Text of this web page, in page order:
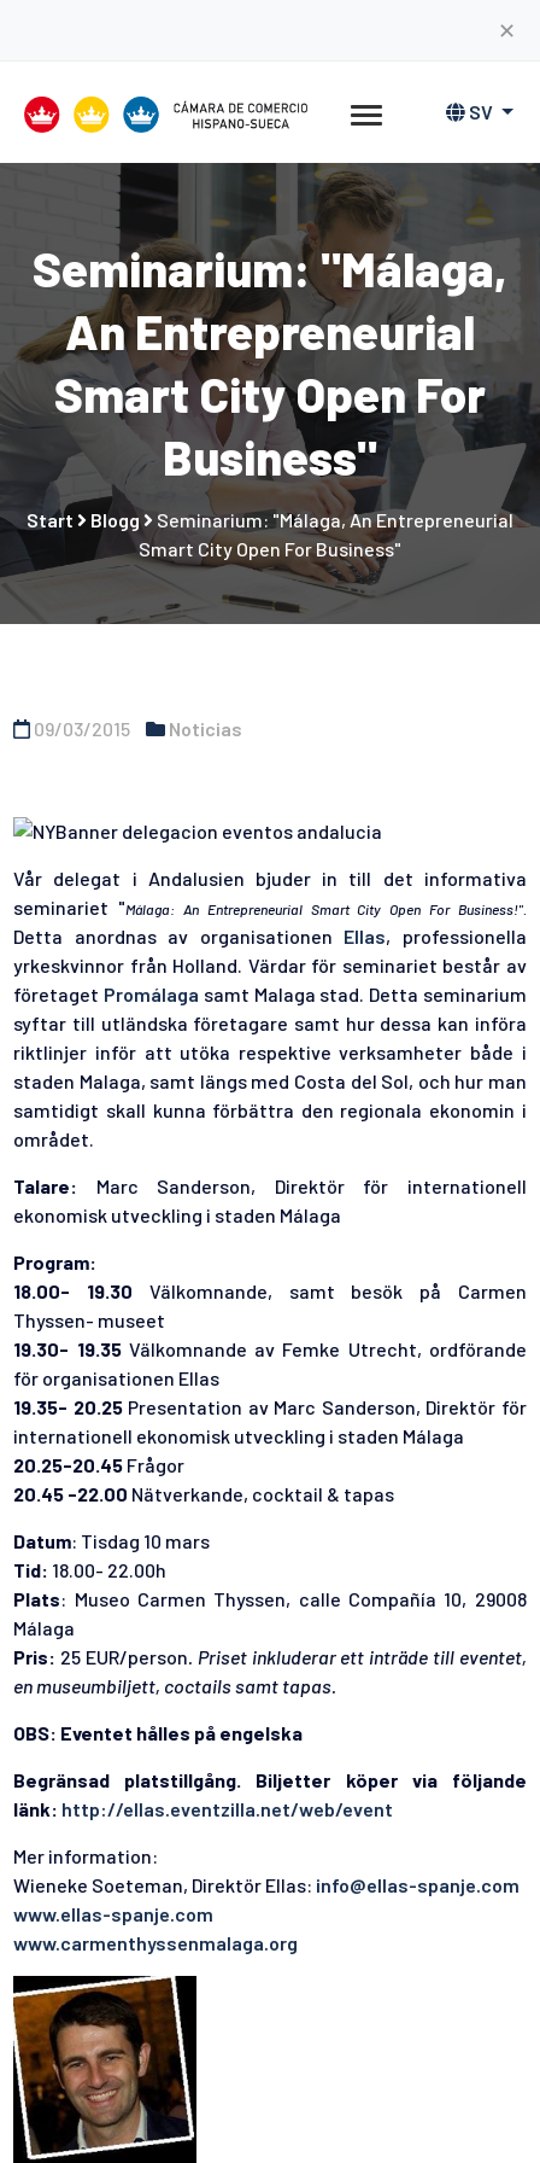
✕
SV
Seminarium: "Málaga,
An Entrepreneurial
Smart City Open For
Business"
Start Blogg
Seminarium: "Málaga, An Entrepreneurial
Smart City Open For Business"
09/03/2015 Noticias
Vår delegat i Andalusien bjuder in till det informativa
seminariet "Málaga: An Entrepreneurial Smart City Open For Business!".
Detta anordnas av organisationen Ellas, professionella
yrkeskvinnor från Holland. Värdar för seminariet består av
företaget Promálaga samt Malaga stad. Detta seminarium
syftar till utländska företagare samt hur dessa kan införa
riktlinjer inför att utöka respektive verksamheter både i
staden Malaga, samt längs med Costa del Sol, och hur man
samtidigt skall kunna förbättra den regionala ekonomin i
området.
Talare: Marc Sanderson, Direktör för internationell
ekonomisk utveckling i staden Málaga
Program:
18.00- 19.30 Välkomnande, samt besök på Carmen
Thyssen- museet
19.30- 19.35 Välkomnande av Femke Utrecht, ordförande
för organisationen Ellas
19.35- 20.25 Presentation av Marc Sanderson, Direktör för
internationell ekonomisk utveckling i staden Málaga
20.25-20.45 Frågor
20.45 -22.00 Nätverkande, cocktail & tapas
Datum: Tisdag 10 mars
Tid: 18.00- 22.00h
Plats: Museo Carmen Thyssen, calle Compañía 10, 29008
Málaga
Pris: 25 EUR/person . Priset inkluderar ett inträde till eventet,
en museumbiljett, coctails samt tapas.
OBS: Eventet hålles på engelska
Begränsad platstillgång. Biljetter köper via följande
länk: http://ellas.eventzilla.net/web/event
Mer information:
Wieneke Soeteman, Direktör Ellas: info@ellas-spanje.com
www.ellas-spanje.com
www.carmenthyssenmalaga.org